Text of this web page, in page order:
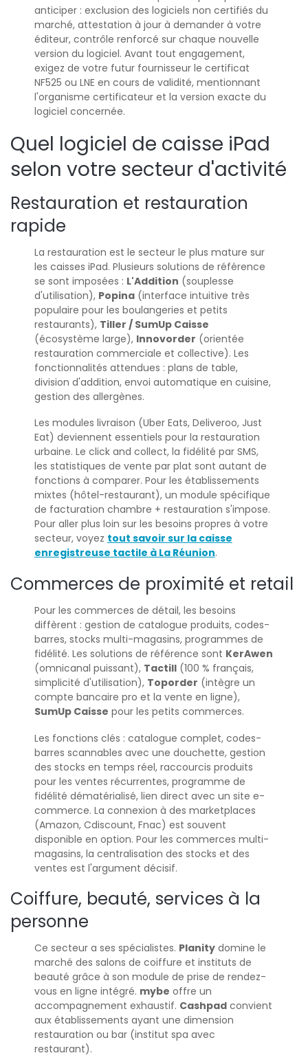
anticiper : exclusion des logiciels non certifiés du
marché, attestation à jour à demander à votre
éditeur, contrôle renforcé sur chaque nouvelle
version du logiciel. Avant tout engagement,
exigez de votre futur fournisseur le certificat
NF525 ou LNE en cours de validité, mentionnant
l'organisme certificateur et la version exacte du
logiciel concernée.
Quel logiciel de caisse iPad
selon votre secteur d'activité
Restauration et restauration
rapide
La restauration est le secteur le plus mature sur
les caisses iPad. Plusieurs solutions de référence
se sont imposées : L'Addition (souplesse
d'utilisation), Popina(interface intuitive très
populaire pour les boulangeries et petits
restaurants), Tiller / SumUpCaisse
(écosystème large), Innovorder (orientée
restauration commerciale et collective). Les
fonctionnalités attendues : plans de table,
division d'addition, envoi automatique en cuisine,
gestion des allergènes.
Les modules livraison (Uber Eats, Deliveroo, Just
Eat) deviennent essentiels pour la restauration
urbaine. Le click and collect, la fidélité par SMS,
les statistiques de vente par plat sont autant de
fonctions à comparer. Pour les établissements
mixtes (hôtel-restaurant), un module spécifique
de facturation chambre + restauration s'impose.
Pour aller plus loin sur les besoins propres à votre
secteur, voyez tout savoir sur la caisse
enregistreuse tactile à La Réunion.
Commerces de proximité et retail
Pour les commerces de détail, les besoins
diffèrent : gestion de catalogue produits, codes-
barres, stocks multi-magasins, programmes de
fidélité. Les solutions de référence sont KerAwen
(omnicanal puissant), Tactill(100 % français,
simplicité d'utilisation), Toporder (intègre un
compte bancaire pro et la vente en ligne),
SumUpCaisse pour les petits commerces.
Les fonctions clés : catalogue complet, codes-
barres scannables avec une douchette, gestion
des stocks en temps réel, raccourcis produits
pour les ventes récurrentes, programme de
fidélité dématérialisé, lien direct avec un site e-
commerce. La connexion à des marketplaces
(Amazon, Cdiscount, Fnac) est souvent
disponible en option. Pour les commerces multi-
magasins, la centralisation des stocks et des
ventes est l'argument décisif.
Coiffure, beauté, services à la
personne
Ce secteur a ses spécialistes. Planitydomine le
marché des salons de coiffure et instituts de
beauté grâce à son module de prise de rendez-
vous en ligne intégré. mybe offre un
accompagnement exhaustif. Cashpadconvient
aux établissements ayant une dimension
restauration ou bar (institut spa avec
restaurant).